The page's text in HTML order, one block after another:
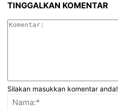
TINGGALKAN KOMENTAR
Silakan masukkan komentar anda!